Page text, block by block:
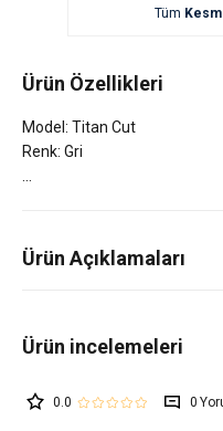
Tüm
Ürün Özellikleri
Model: Titan Cut
Renk: Gri
Ürün Açıklamaları
0.0 0